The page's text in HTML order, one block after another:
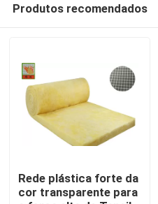
Produtos recomendados
Rede plástica forte da
cor transparente para